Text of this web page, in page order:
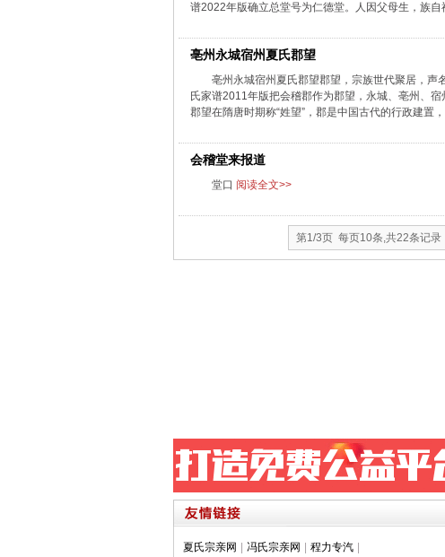
谱2022年版确立总堂号为仁德堂。人因父母生，族自
亳州永城宿州夏氏郡望
亳州永城宿州夏氏郡望郡望，宗族世代聚居，声
氏家谱2011年版把会稽郡作为郡望，永城、亳州、
郡望在隋唐时期称“姓望”，郡是中国古代的行政建置
会稽堂来报道
堂口 阅读全文>>
第1/3页 每页10条,共22条记录
夏氏宗亲网 冯氏宗亲网 程力专汽